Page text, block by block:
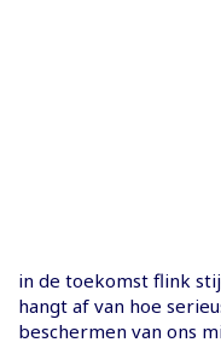
in de toekomst flink
hangt af van hoe
beschermen van ons